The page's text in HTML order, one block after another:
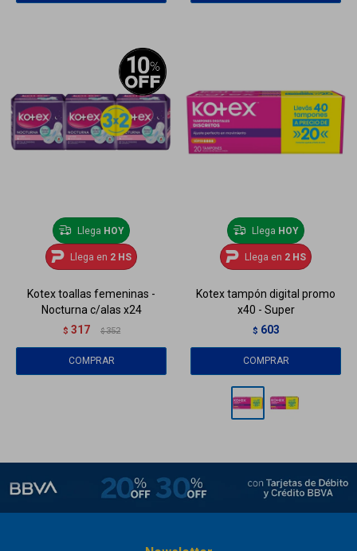
Llega HOY
Llega en 2 HS
Kotex toallas femeninas -
Nocturna c/alas x24
$ 317 $ 352
Llega HOY
Llega en 2 HS
Kotex tampón digital promo
x40 - Super
$ 603